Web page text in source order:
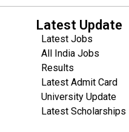
Latest Update
Latest Jobs
All India Jobs
Results
Latest Admit Card
University Update
Latest Scholarships